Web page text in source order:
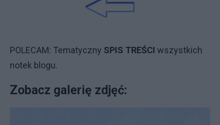
POLECAM: Tematyczny SPIS TREŚCI wszystkich
notek blogu.
Zobacz galerię zdjęć: